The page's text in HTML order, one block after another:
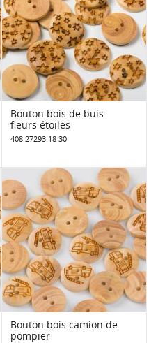
Bouton bois de buis
fleurs étoiles
408 27293 18 30
Bouton bois camion de
pompier